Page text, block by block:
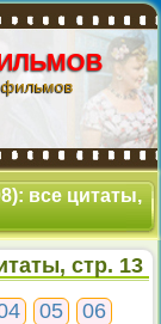
все цитаты,
стр. 13
05
06